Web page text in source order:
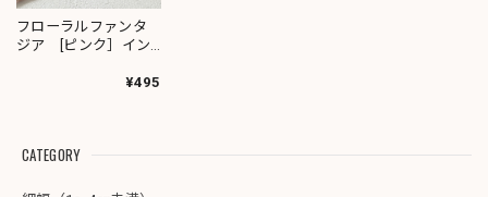
フローラルファンタ
ジア [ピンク］イン
¥495
CATEGORY